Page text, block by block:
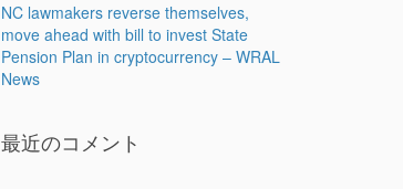
NC lawmakers reverse themselves,
move ahead with bill to invest State
Pension Plan in cryptocurrency – WRAL
News
最近のコメント